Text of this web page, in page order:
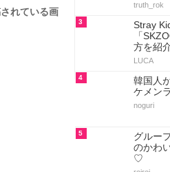
れている画
truth_rok
3
Stray
「
方を紹
LUCA
4
韓国人
ケメン
noguri
5
グルー
のかわ
♡